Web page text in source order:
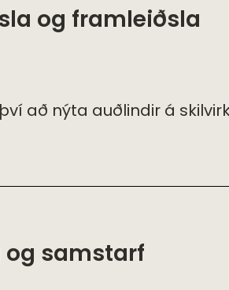
og framleiðsla
að nýta auðlindir á
samstarf